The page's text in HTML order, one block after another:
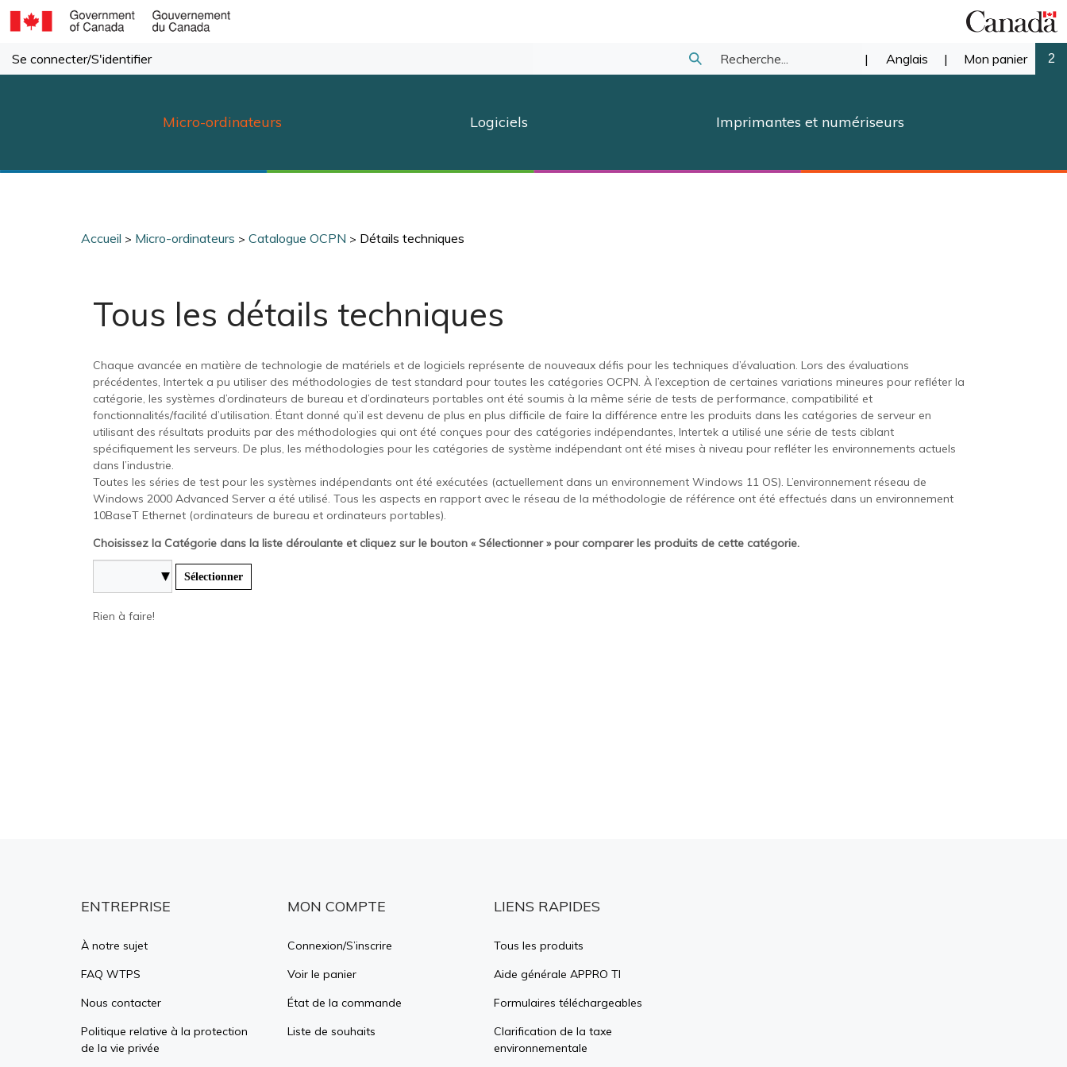
Passer
Se connecter/S'identifier
Recherche
notre
Soumettre
recherche
| Anglais | Mon panier 2
Micro-ordinateurs Logiciels Imprimantes et numériseurs
Accueil > Micro-ordinateurs > Catalogue OCPN > Détails techniques
Tous les détails techniques
Chaque avancée en matière de technologie de matériels et de logiciels représente de nouveaux défis pour les techniques d’évaluation. Lors des évaluations
précédentes, Intertek a pu utiliser des méthodologies de test standard pour toutes les catégories OCPN. À l’exception de certaines variations mineures pour refléter la
catégorie, les systèmes d’ordinateurs de bureau et d’ordinateurs portables ont été soumis à la même série de tests de performance, compatibilité et
fonctionnalités/facilité d’utilisation. Étant donné qu’il est devenu de plus en plus difficile de faire la différence entre les produits dans les catégories de serveur en
utilisant des résultats produits par des méthodologies qui ont été conçues pour des catégories indépendantes, Intertek a utilisé une série de tests ciblant
spécifiquement les serveurs. De plus, les méthodologies pour les catégories de système indépendant ont été mises à niveau pour refléter les environnements actuels
dans l’industrie.
Toutes les séries de test pour les systèmes indépendants ont été exécutées (actuellement dans un environnement Windows 11 OS). L’environnement réseau de
Windows 2000 Advanced Server a été utilisé. Tous les aspects en rapport avec le réseau de la méthodologie de référence ont été effectués dans un environnement
10BaseT Ethernet (ordinateurs de bureau et ordinateurs portables).
Choisissez la Catégorie dans la liste déroulante et cliquez sur le bouton « Sélectionner » pour comparer les produits de cette catégorie.
Sélectionner
Rien à faire!
ENTREPRISE
À notre sujet
FAQ WTPS
Nous contacter
Politique relative à la protection
de la vie privée
MON COMPTE
Connexion/S’inscrire
Voir le panier
État de la commande
Liste de souhaits
LIENS RAPIDES
Tous les produits
Aide générale APPRO TI
Formulaires téléchargeables
Clarification de la taxe
environnementale